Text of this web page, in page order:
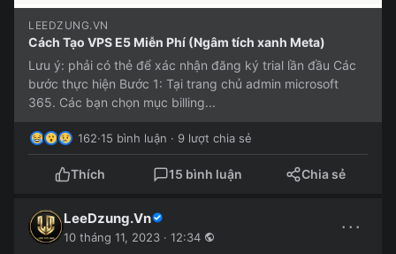
LEEDZUNG.VN
Cách Tạo VPS E5 Miễn Phí (Ngâm tích xanh Meta)
Lưu ý: phải có thẻ để xác nhận đăng ký trial lần đầu Các
bước thực hiện Bước 1: Tại trang chủ admin microsoft
365. Các bạn chọn mục billing...
162·15 bình luận · 9 lượt chia sẻ
Thích 15 bình luận Chia sẻ
LeeDzung.Vn
10 tháng 11, 2023 · 12:34 ···